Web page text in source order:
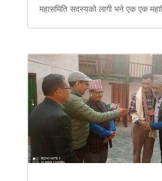
महासमिति सदस्यको लागी भने एक एक